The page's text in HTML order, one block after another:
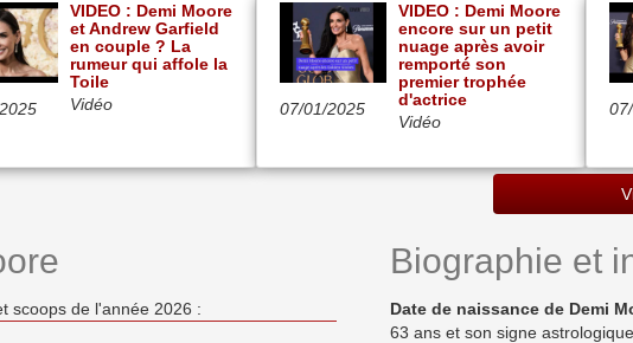
VIDEO : Demi Moore
et Andrew Garfield
en couple ? La
rumeur qui affole la
Toile
Vidéo
07/01/2025
VIDEO : Demi Moore
encore sur un petit
nuage après avoir
remporté son
premier trophée
d'actrice
Vidéo
scoops de l'année 2026 :
Biographie et
Date de naissance de Demi
63 ans et son signe